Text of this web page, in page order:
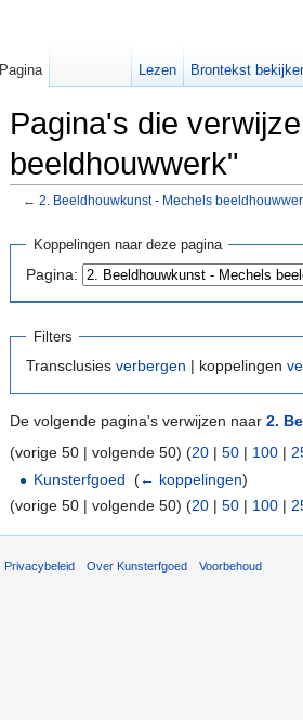
Pagina's die
beeldhouwwerk"
← 2. Beeldhouwkunst - Mechels
Koppelingen naar deze pagina
Pagina:
Filters
Transclusies verbergen | koppelingen
De volgende pagina's verwijzen naar 2.
(vorige 50 | volgende 50) (20 | 50 | 100 |
Kunsterfgoed
(← koppelingen)
(vorige 50 | volgende 50) (20 | 50 | 100 |
Pagina Lezen Brontekst
Privacybeleid Over Kunsterfgoed Voorbehoud